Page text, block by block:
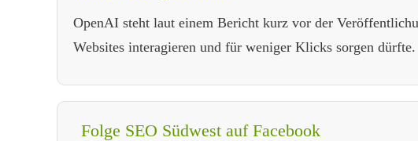
OpenAI steht laut einem Bericht kurz vor der
Websites interagieren und für weniger Klicks sorgen dürfte.
Folge SEO Südwest auf Facebook